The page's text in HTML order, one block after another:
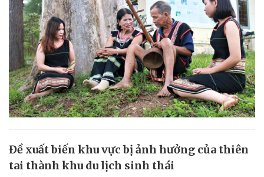
Đề xuất biến khu vực bị ảnh hưởng của thiên
tai thành khu du lịch sinh thái